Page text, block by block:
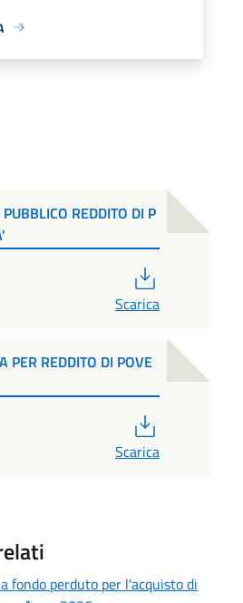
REDDITO DI P
Scarica
PER REDDITO DI POVE
Scarica
fondo perduto per l'acquisto di